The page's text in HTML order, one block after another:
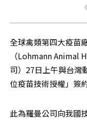
全球禽類第四大疫苗
（Lohmann Animal
司）27日上午與台灣
位疫苗技術授權」簽
此為羅曼公司向我國